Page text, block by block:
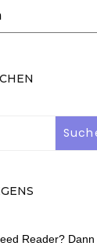
Reader? Dann